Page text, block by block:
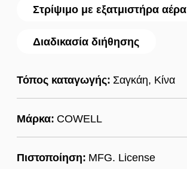
Στρίψιμο με εξατμιστήρα αέρα
Διαδικασία διήθησης
Τόπος καταγωγής: Σαγκάη, Κίνα
Μάρκα: COWELL
Πιστοποίηση: MFG. License